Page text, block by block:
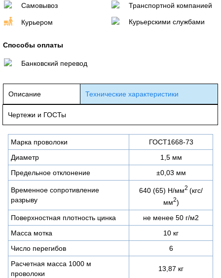
Самовывоз
Курьером
Транспортной компанией
Курьерскими службами
Способы оплаты
Банковский перевод
Описание Технические характеристики
Чертежи и ГОСТы
Марка проволоки
ГОСТ1668-73
Диаметр
1,5 мм
Предельное отклонение
±0,03 мм
Временное сопротивление
разрыву
640 (65) Н/мм2 (кгс/
мм2)
Поверхностная плотность цинка
не менее 50 г/м2
Масса мотка
10 кг
Число перегибов
6
Расчетная масса 1000 м
проволоки
13,87 кг